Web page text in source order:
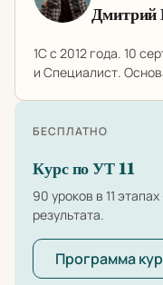
Дмитрий
1С с 2012 года. 10
и Специалист.
БЕСПЛАТНО
Курс по УТ 11
90 уроков в 11
результата.
Программа